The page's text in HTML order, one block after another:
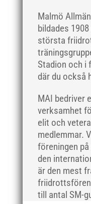
Malmö
bildades
största
Stadion och i
där du också
MAI bedriver
verksamhet
elit och
medlemmar.
föreningen
den
är den mest
till antal SM-
september 2019
augusti 2019
juli 2019
juni 2019
maj 2019
april 2019
mars 2019
februari 2019
januari 2019
december 2018
november 2018
oktober 2018